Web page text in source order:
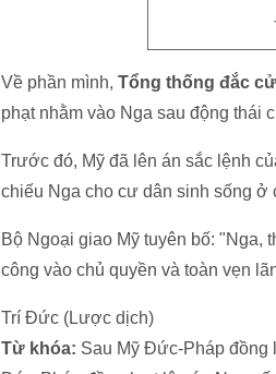
Về phần mình, Tổng thống đắc
phạt nhằm vào Nga sau động thái
Trước đó, Mỹ đã lên án sắc lệnh
chiếu Nga cho cư dân sinh sống
Bộ Ngoại giao Mỹ tuyên bố: "Nga,
công vào chủ quyền và toàn vẹn
Trí Đức (Lược dịch)
Từ khóa: Sau Mỹ Đức-Pháp đồng